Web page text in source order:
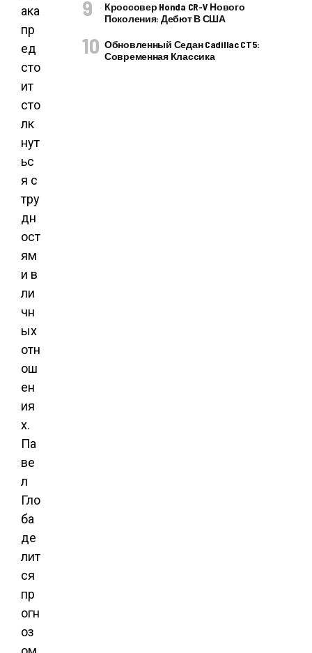
ака
пр
ед
сто
ит
сто
лк
нут
ьс
я с
тру
дн
ост
ям
и в
ли
чн
ых
отн
ош
ен
ия
х.
Па
ве
л
Гло
ба
де
лит
ся
пр
огн
оз
Кроссовер Honda CR-V Нового
Поколения: Дебют В США
Обновленный Седан Cadillac CT5:
Современная Классика